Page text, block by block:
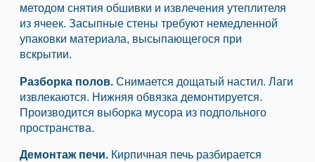
методом снятия обшивки и извлечения утеплителя
из ячеек. Засыпные стены требуют немедленной
упаковки материала, высыпающегося при
вскрытии.
Разборка полов. Снимается дощатый настил. Лаги
извлекаются. Нижняя обвязка демонтируется.
Производится выборка мусора из подпольного
пространства.
Демонтаж печи. Кирпичная печь разбирается